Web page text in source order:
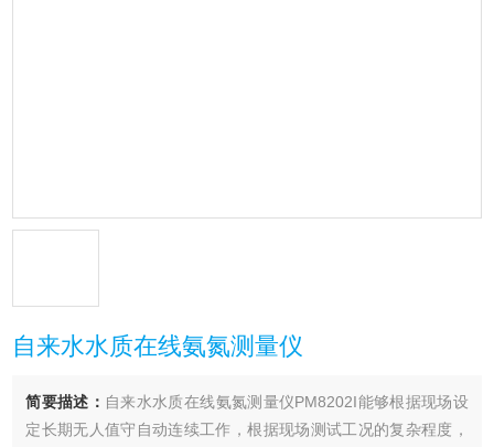
自来水水质在线氨氮测量仪
简要描述： 自来水水质在线氨氮测量仪PM8202I能够根据现场设
定长期无人值守自动连续工作，根据现场测试工况的复杂程度，